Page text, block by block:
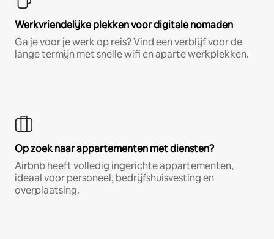
Werkvriendelijke plekken voor digitale nomaden
Ga je voor je werk op reis? Vind een verblijf voor de
lange termijn met snelle wifi en aparte werkplekken.
Op zoek naar appartementen met diensten?
Airbnb heeft volledig ingerichte appartementen,
ideaal voor personeel, bedrijfshuisvesting en
overplaatsing.